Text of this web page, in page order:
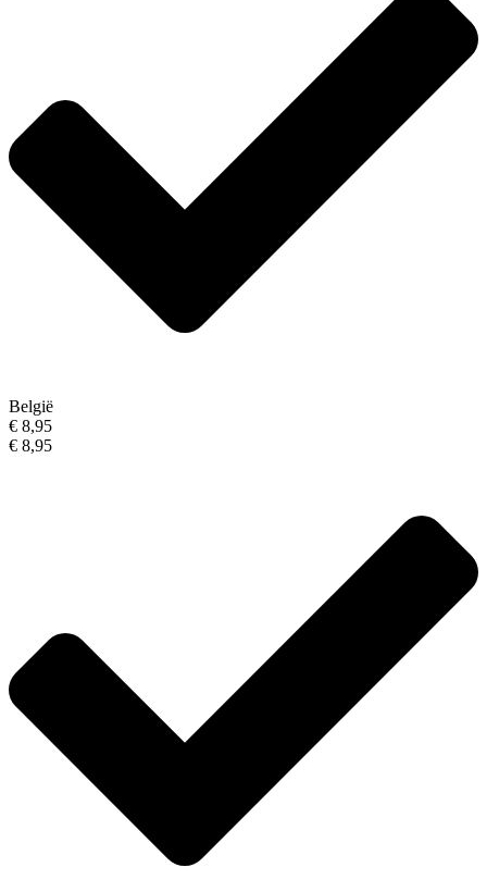
België
€ 8,95
€ 8,95